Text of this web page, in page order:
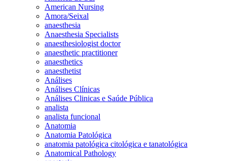
American Nursing
Amora/Seixal
anaesthesia
Anaesthesia Specialists
anaesthesiologist doctor
anaesthetic practitioner
anaesthetics
anaesthetist
Análises
Análises Clínicas
Análises Clinicas e Saúde Pública
analista
analista funcional
Anatomia
Anatomia Patológica
anatomia patológica citológica e tanatológica
Anatomical Pathology